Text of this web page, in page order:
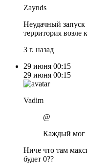
Zaynds
Неудачный
территория возле
3 г. назад
29 июня 00:15
29 июня 00:15
Vadim
@
Каждый мог
Ниче что там
будет 0??